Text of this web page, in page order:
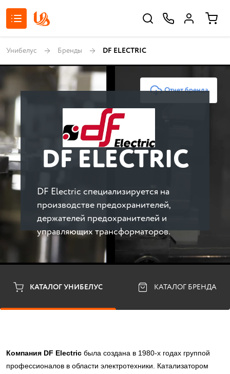
Унибелус Бренды DF ELECTRIC
Отчет бренда
DF ELECTRIC
DF Electric специализируется на
производстве предохранителей,
держателей предохранителей и
управляющих трансформаторов.
КАТАЛОГ УНИБЕЛУС КАТАЛОГ БРЕНДА
Компания DF Electric была создана в 1980-х годах группой
профессионалов в области электротехники. Катализатором